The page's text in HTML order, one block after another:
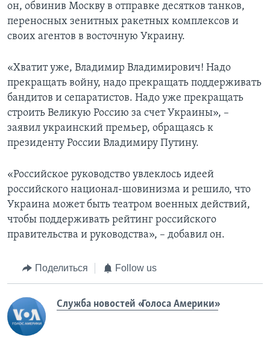
он, обвинив Москву в отправке десятков танков,
переносных зенитных ракетных комплексов и
своих агентов в восточную Украину.
«Хватит уже, Владимир Владимирович! Надо
прекращать войну, надо прекращать поддерживать
бандитов и сепаратистов. Надо уже прекращать
строить Великую Россию за счет Украины», –
заявил украинский премьер, обращаясь к
президенту России Владимиру Путину.
«Российское руководство увлеклось идеей
российского национал-шовинизма и решило, что
Украина может быть театром военных действий,
чтобы поддерживать рейтинг российского
правительства и руководства», – добавил он.
Поделиться Follow us
Служба новостей «Голоса Америки»